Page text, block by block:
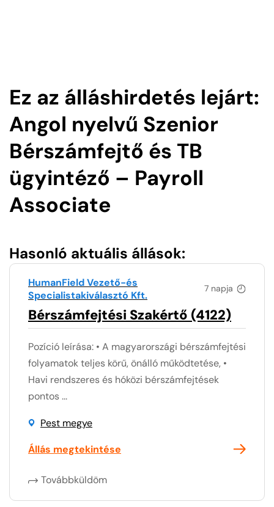
Ez az álláshirdetés lejárt:
Angol nyelvű Szenior
Bérszámfejtő és TB
ügyintéző – Payroll
Associate
Hasonló aktuális állások:
7 napja
HumanField Vezető-és
Specialistakiválasztó Kft.
Bérszámfejtési Szakértő (4122)
Pozíció leírása: • A magyarországi bérszámfejtési
folyamatok teljes körű, önálló működtetése, •
Havi rendszeres és hóközi bérszámfejtések
pontos ...
Pest megye
Állás megtekintése
Továbbküldöm